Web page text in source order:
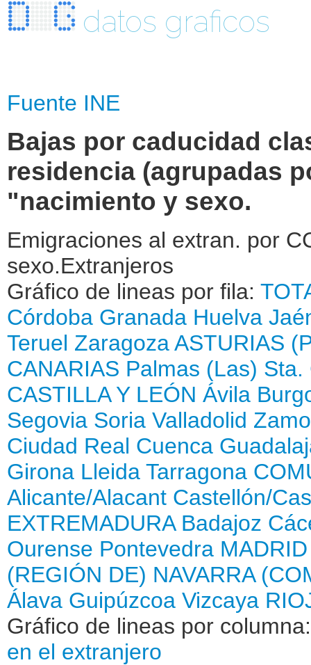
datos graficos
Fuente INE
Bajas por caducidad
residencia (agrupadas
"nacimiento y sexo.
Emigraciones al extran. por
sexo.Extranjeros
Gráfico de lineas por fila:
Córdoba Granada Huelva
Teruel ZaragozaASTURIAS
CANARIAS Palmas (Las) Sta.
CASTILLA Y LEÓN Ávila
Segovia Soria Valladolid
Ciudad Real Cuenca
Girona Lleida Tarragona
Alicante/Alacant Castellón/
EXTREMADURA Badajoz
Ourense Pontevedra
(REGIÓN DE) NAVARRA
Álava Guipúzcoa Vizcaya
Gráfico de lineas por
en el extranjero